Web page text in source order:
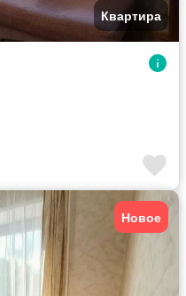
Квартира
Новое